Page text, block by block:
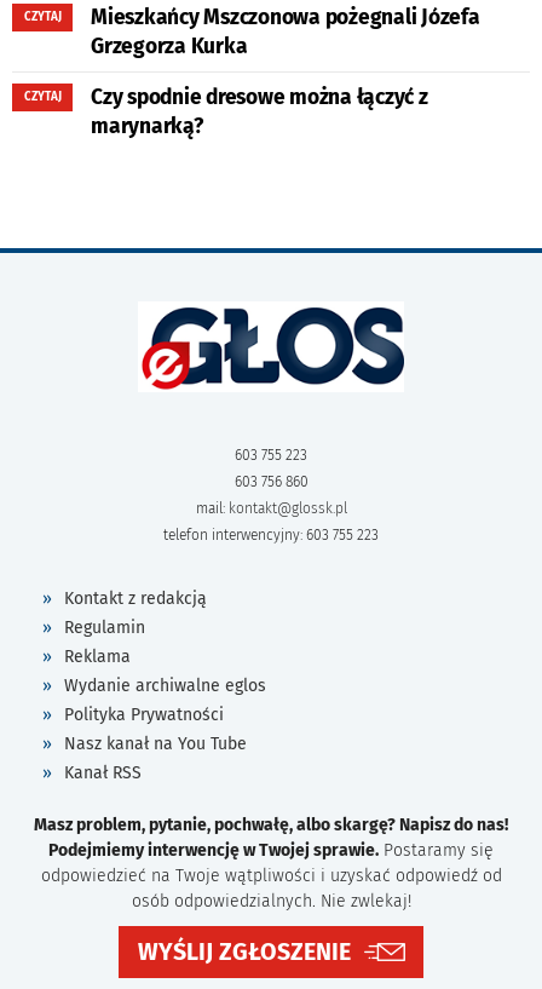
CZYTAJ
Mieszkańcy Mszczonowa pożegnali Józefa
Grzegorza Kurka
CZYTAJ
Czy spodnie dresowe można łączyć z
marynarką?
603 755 223
603 756 860
mail: kontakt@glossk.pl
telefon interwencyjny: 603 755 223
Kontakt z redakcją
Regulamin
Reklama
Wydanie archiwalne eglos
Polityka Prywatności
Nasz kanał na You Tube
Kanał RSS
Masz problem, pytanie, pochwałę, albo skargę? Napisz do nas!
Podejmiemy interwencję w Twojej sprawie. Postaramy się
odpowiedzieć na Twoje wątpliwości i uzyskać odpowiedź od
osób odpowiedzialnych. Nie zwlekaj!
WYŚLIJ ZGŁOSZENIE